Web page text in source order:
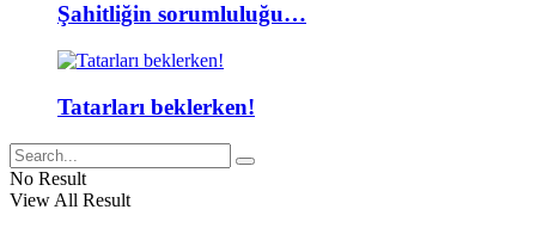
Şahitliğin sorumluluğu…
Tatarları beklerken!
No Result
View All Result